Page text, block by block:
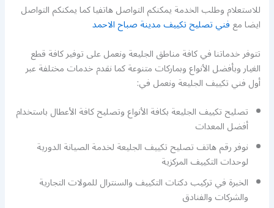
للاستعلام وطلب الخدمة يمكنكم التواصل هاتفيا كما يمكنكم التواصل
ايضا معفني تصليح تكييف مدينة صباح الاحمد
تتوفر خدماتنا في كافة مناطق الجليعة ونعمل على توفير كافة قطع
الغيار وبأفضل الأنواع وبماركات متنوعة كما نقدم خدمات مختلفة عبر
أول فني تكييف الجليعة ونعمل في:
تصليح تكييف الجليعة بكافة الأنواع وتصليح كافة الأعطال باستخدام
أفضل المعدات
نوفر رقم هاتف تصليح تكييف الجليعة لخدمة الصيانة الدورية
لوحدات التكييف المركزية
الخبرة في تركيب دكتات التكييف والسنترال للمولات التجارية
والشركات والفنادق